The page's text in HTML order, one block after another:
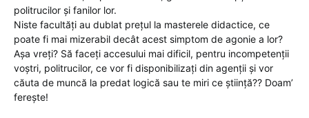
politrucilor și fanilor lor.
Niste facultăți au dublat prețul la masterele didactice, ce
poate fi mai mizerabil decât acest simptom de agonie a lor?
Așa vreți? Să faceți accesului mai dificil, pentru incompetenții
voștri, politrucilor, ce vor fi disponibilizați din agenții și vor
căuta de muncă la predat logică sau te miri ce știință?? Doam’
ferește!